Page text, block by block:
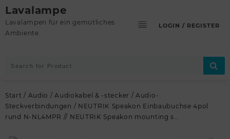
Skip
to
content
Lavalampe
Lavalampen für ein gemütliches
Ambiente
LOGIN / REGISTER
Start / Audio /Audiokabel & -stecker /Audio-
Steckverbindungen / NEUTRIK Speakon Einbaubuchse 4pol
rund N-NL4MPR // NEUTRIK Speakon mounting s…